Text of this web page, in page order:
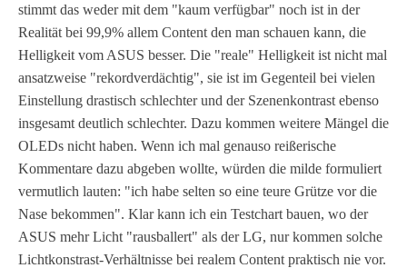
stimmt das weder mit dem "kaum verfügbar" noch ist in der
Realität bei 99,9% allem Content den man schauen kann, die
Helligkeit vom ASUS besser. Die "reale" Helligkeit ist nicht mal
ansatzweise "rekordverdächtig", sie ist im Gegenteil bei vielen
Einstellung drastisch schlechter und der Szenenkontrast ebenso
insgesamt deutlich schlechter. Dazu kommen weitere Mängel die
OLEDs nicht haben. Wenn ich mal genauso reißerische
Kommentare dazu abgeben wollte, würden die milde formuliert
vermutlich lauten: "ich habe selten so eine teure Grütze vor die
Nase bekommen". Klar kann ich ein Testchart bauen, wo der
ASUS mehr Licht "rausballert" als der LG, nur kommen solche
Lichtkonstrast-Verhältnisse bei realem Content praktisch nie vor.